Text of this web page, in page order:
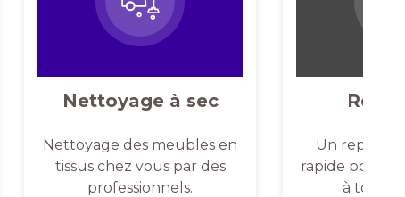
Nettoyage à sec
Nettoyage des meubles en
tissus chez vous par des
professionnels.
Un
rapide pour
à tout